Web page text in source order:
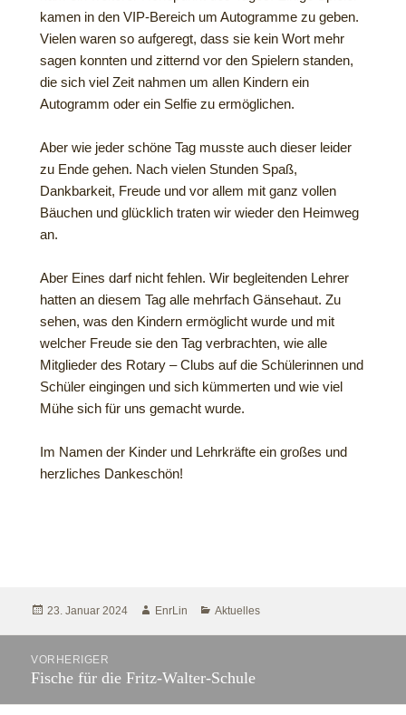
kamen in den VIP-Bereich um Autogramme zu geben.
Vielen waren so aufgeregt, dass sie kein Wort mehr
sagen konnten und zitternd vor den Spielern standen,
die sich viel Zeit nahmen um allen Kindern ein
Autogramm oder ein Selfie zu ermöglichen.
Aber wie jeder schöne Tag musste auch dieser leider
zu Ende gehen. Nach vielen Stunden Spaß,
Dankbarkeit, Freude und vor allem mit ganz vollen
Bäuchen und glücklich traten wir wieder den Heimweg
an.
Aber Eines darf nicht fehlen. Wir begleitenden Lehrer
hatten an diesem Tag alle mehrfach Gänsehaut. Zu
sehen, was den Kindern ermöglicht wurde und mit
welcher Freude sie den Tag verbrachten, wie alle
Mitglieder des Rotary – Clubs auf die Schülerinnen und
Schüler eingingen und sich kümmerten und wie viel
Mühe sich für uns gemacht wurde.
Im Namen der Kinder und Lehrkräfte ein großes und
herzliches Dankeschön!
23. Januar 2024 EnrLin Aktuelles
VORHERIGER
Fische für die Fritz-Walter-Schule